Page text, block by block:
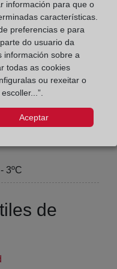
de
Muebles de Lleida
puertas 1ª y 2ª
de Lugo
3ºC
de
información para que o
características.
preferencias e para
do usuario da
información sobre a
todas as cookies
ou rexeitar o
Aceptar